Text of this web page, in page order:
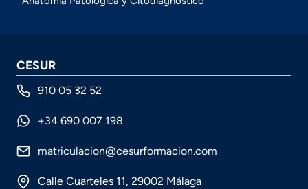
CESUR
910 05 32 52
+34 690 007 198
matriculacion@cesurformacion.com
Calle Cuarteles 11, 29002 Málaga